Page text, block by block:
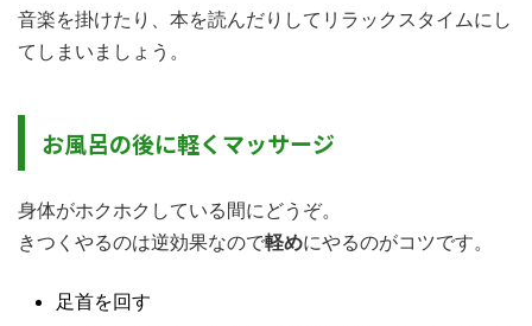
音楽を掛けたり、本を読んだりしてリラックスタイムにし
てしまいましょう。
お風呂の後に軽くマッサージ
身体がホクホクしている間にどうぞ。
きつくやるのは逆効果なので軽めにやるのがコツです。
足首を回す